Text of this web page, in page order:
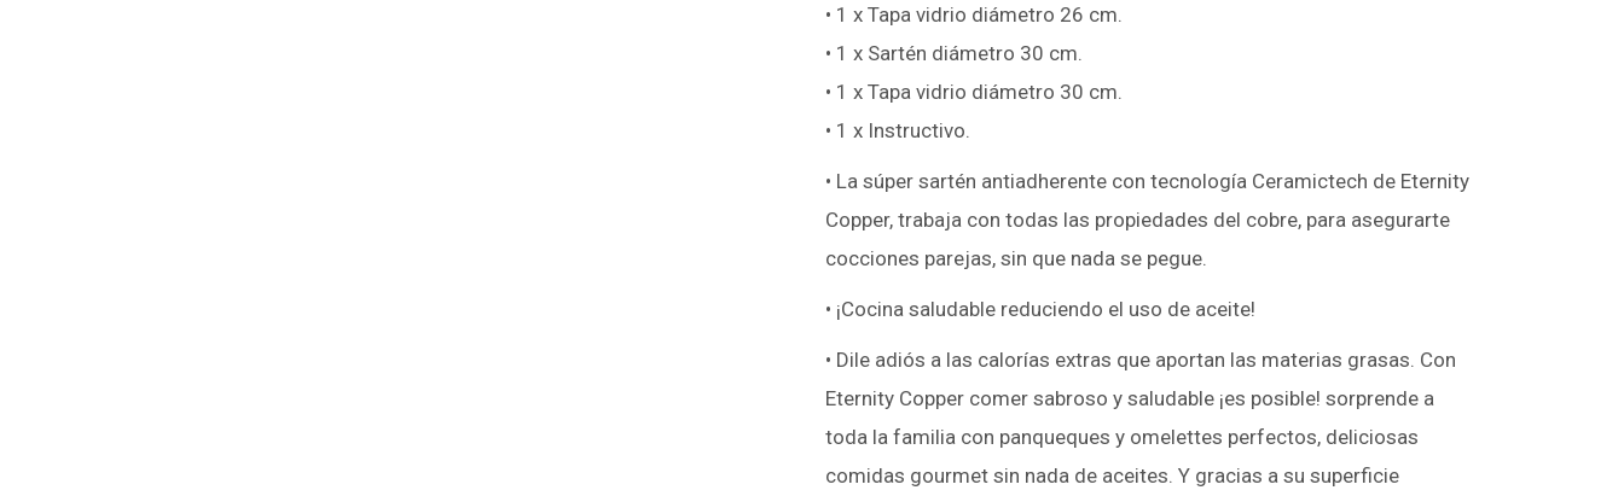
• 1 x Tapa vidrio diámetro 26 cm.
• 1 x Sartén diámetro 30 cm.
• 1 x Tapa vidrio diámetro 30 cm.
• 1 x Instructivo.
• La súper sartén antiadherente con tecnología Ceramictech de Eternity
Copper, trabaja con todas las propiedades del cobre, para asegurarte
cocciones parejas, sin que nada se pegue.
• ¡Cocina saludable reduciendo el uso de aceite!
• Dile adiós a las calorías extras que aportan las materias grasas. Con
Eternity Copper comer sabroso y saludable ¡es posible! sorprende a
toda la familia con panqueques y omelettes perfectos, deliciosas
comidas gourmet sin nada de aceites. Y gracias a su superficie